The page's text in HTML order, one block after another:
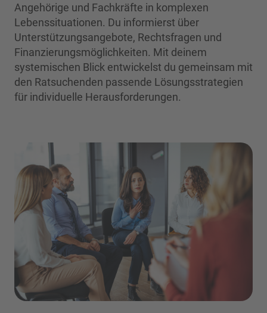
Angehörige und Fachkräfte in komplexen
Lebenssituationen. Du informierst über
Unterstützungsangebote, Rechtsfragen und
Finanzierungsmöglichkeiten. Mit deinem
systemischen Blick entwickelst du gemeinsam mit
den Ratsuchenden passende Lösungsstrategien
für individuelle Herausforderungen.